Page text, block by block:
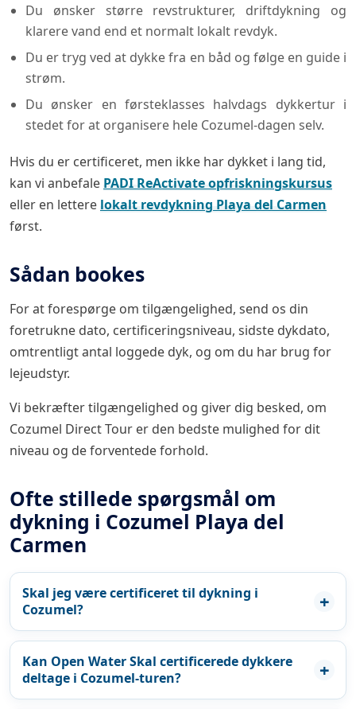
Du ønsker større revstrukturer, driftdykning og
klarere vand end et normalt lokalt revdyk.
Du er tryg ved at dykke fra en båd og følge en guide i
strøm.
Du ønsker en førsteklasses halvdags dykkertur i
stedet for at organisere hele Cozumel-dagen selv.
Hvis du er certificeret, men ikke har dykket i lang tid,
kan vi anbefale PADI ReActivate opfriskningskursus
eller en lettere lokalt revdykning Playa del Carmen
først.
Sådan bookes
For at forespørge om tilgængelighed, send os din
foretrukne dato, certificeringsniveau, sidste dykdato,
omtrentligt antal loggede dyk, og om du har brug for
lejeudstyr.
Vi bekræfter tilgængelighed og giver dig besked, om
Cozumel Direct Tour er den bedste mulighed for dit
niveau og de forventede forhold.
Ofte stillede spørgsmål om
dykning i Cozumel Playa del
Carmen
Skal jeg være certificeret til dykning i
Cozumel?
Kan Open Water Skal certificerede dykkere
deltage i Cozumel-turen?